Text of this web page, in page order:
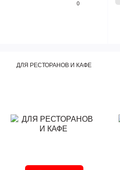
0
ДЛЯ РЕСТОРАНОВ И КАФЕ